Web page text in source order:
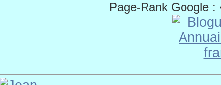
Page-Rank Google